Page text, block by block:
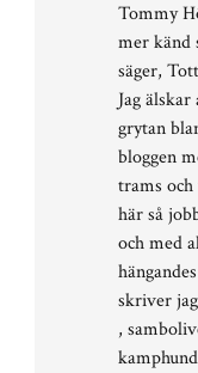
Tommy
mer känd
säger,
Jag
grytan
bloggen
trams
här så
och med
skriver
,